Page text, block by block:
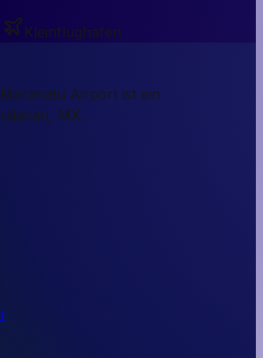
Kleinflughafen
Airport ist ein
MX.